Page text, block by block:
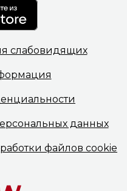
слабовидящих
данных
файлов cookie